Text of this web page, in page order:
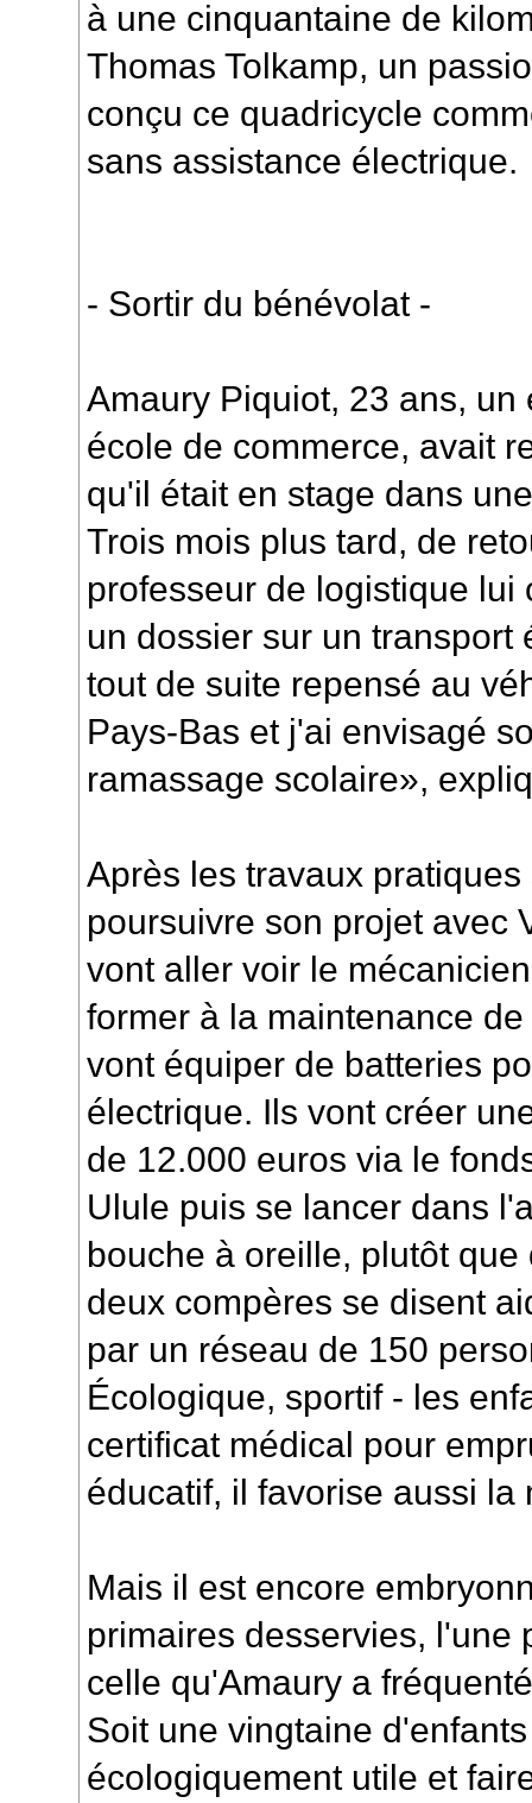
à une cinquantaine de
Thomas Tolkamp, un
conçu ce quadricycle
sans assistance électrique.
- Sortir du bénévolat -
Amaury Piquiot, 23 ans,
école de commerce, avait
qu'il était en stage dans
Trois mois plus tard, de
professeur de logistique lui
un dossier sur un transport
tout de suite repensé au
Pays-Bas et j'ai envisagé
ramassage scolaire»,
Après les travaux
poursuivre son projet avec
vont aller voir le
former à la maintenance
vont équiper de batteries
électrique. Ils vont créer
de 12.000 euros via le
Ulule puis se lancer dans
bouche à oreille, plutôt
deux compères se disent
par un réseau de 150
Écologique, sportif - les
certificat médical pour
éducatif, il favorise aussi la
Mais il est encore
primaires desservies, l'une
celle qu'Amaury a
Soit une vingtaine
écologiquement utile et